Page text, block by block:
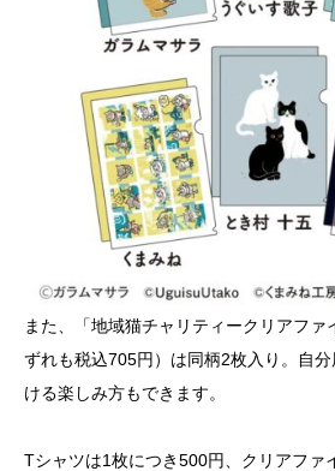
また、「地域猫チャリティークリアフ
ずれも税込705円）は同柄2枚入り。自
ける楽しみ方もできます。
Tシャツは1枚につき500円、クリアファ